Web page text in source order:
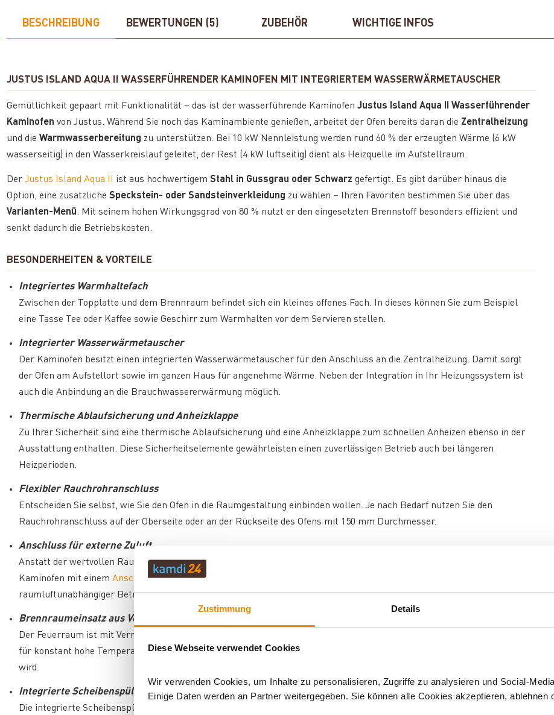
Zustimmung Details
Diese Webseite verwendet Cookies
Wir verwenden Cookies, um Inhalte zu personalisieren, Zugriffe zu analysieren und Social-
Einige Daten werden an Partner weitergegeben. Sie können alle Cookies akzeptieren, ablehnen
BESCHREIBUNG BEWERTUNGEN (5) ZUBEHÖR WICHTIGE INFOS
JUSTUS ISLAND AQUA II WASSERFÜHRENDER KAMINOFEN MIT INTEGRIERTEM WASSERWÄRMETAUSCHER
Gemütlichkeit gepaart mit Funktionalität – das ist der wasserführende KaminofenJustus Island Aqua II Wasserführender
Kaminofen von Justus. Während Sie noch das Kaminambiente genießen, arbeitet der Ofen bereits daran die Zentralheizung
und dieWarmwasserbereitung zu unterstützen. Bei 10 kW Nennleistung werden rund 60 % der erzeugten Wärme (6 kW
wasserseitig) in den Wasserkreislauf geleitet, der Rest (4 kW luftseitig) dient als Heizquelle im Aufstellraum.
DerJustus Island Aqua II ist aus hochwertigemStahl in Gussgrau oder Schwarz gefertigt. Es gibt darüber hinaus die
Option, eine zusätzlicheSpeckstein- oder Sandsteinverkleidung zu wählen – Ihren Favoriten bestimmen Sie über das
Varianten-Menü. Mit seinem hohen Wirkungsgrad von 80 % nutzt er den eingesetzten Brennstoff besonders effizient und
senkt dadurch die Betriebskosten.
BESONDERHEITEN & VORTEILE
Integriertes Warmhaltefach
Zwischen der Topplatte und dem Brennraum befindet sich ein kleines offenes Fach. In dieses können Sie zum Beispiel
eine Tasse Tee oder Kaffee sowie Geschirr zum Warmhalten vor dem Servieren stellen.
Integrierter Wasserwärmetauscher
Der Kaminofen besitzt einen integrierten Wasserwärmetauscher für den Anschluss an die Zentralheizung. Damit sorgt
der Ofen am Aufstellort sowie im ganzen Haus für angenehme Wärme. Neben der Integration in Ihr Heizungssystem ist
auch die Anbindung an die Brauchwassererwärmung möglich.
Thermische Ablaufsicherung und Anheizklappe
Zu Ihrer Sicherheit sind eine thermische Ablaufsicherung und eine Anheizklappe zum schnellen Anheizen ebenso in der
Ausstattung enthalten. Diese Sicherheitselemente gewährleisten einen zuverlässigen Betrieb auch bei längeren
Heizperioden.
Flexibler Rauchrohranschluss
Entscheiden Sie selbst, wie Sie den Ofen in die Raumgestaltung einbinden wollen. Je nach Bedarf nutzen Sie den
Rauchrohranschluss auf der Oberseite oder an der Rückseite des Ofens mit 150 mm Durchmesser.
Anschluss für externe Zuluft
Anstatt der wertvollen Raumluft kann optional Luft von außen für die Verbrennung genutzt werden. Dafür muss der
Kaminofen mit einemAnschlussstutzen für externe Verbrennungsluft
raumluftunabhängiger Betrieb möglich wird.
Brennraumeinsatz aus Vermiculite
Der Feuerraum ist mit Vermiculite-Platten ausgekleidet. Das feuerfeste Material ist ein guter Wärmespeicher und sorgt
für konstant hohe Temperaturen im Brennraum, auch wenn zum Nachlegen von Feuerholz die Brennraumtür geöffnet
wird.
Integrierte Scheibenspülung
Die integrierte Scheibenspülung verhindert dank eines vorgeheizten Luftstroms Schmutzablagerungen am Sichtfenster,